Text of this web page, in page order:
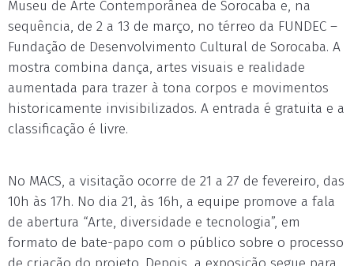
Museu de Arte Contemporânea de Sorocaba e, na
sequência, de 2 a 13 de março, no térreo da FUNDEC –
Fundação de Desenvolvimento Cultural de Sorocaba. A
mostra combina dança, artes visuais e realidade
aumentada para trazer à tona corpos e movimentos
historicamente invisibilizados. A entrada é gratuita e a
classificação é livre.
No MACS, a visitação ocorre de 21 a 27 de fevereiro, das
10h às 17h. No dia 21, às 16h, a equipe promove a fala
de abertura “Arte, diversidade e tecnologia”, em
formato de bate-papo com o público sobre o processo